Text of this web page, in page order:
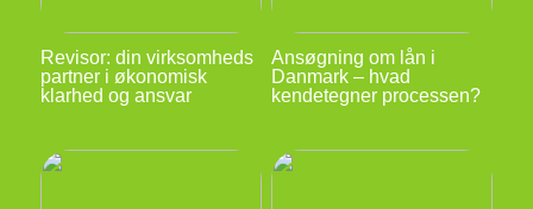
Revisor: din virksomheds
partner i økonomisk
klarhed og ansvar
Ansøgning om lån i
Danmark – hvad
kendetegner processen?